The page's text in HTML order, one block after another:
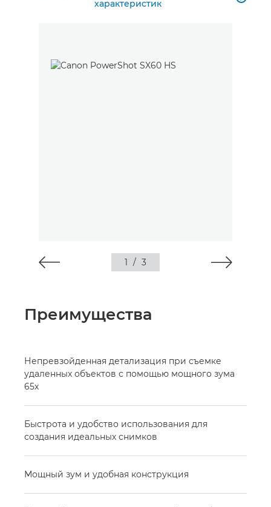
характеристик
1 / 3
Преимущества
Непревзойденная детализация при съемке
удаленных объектов с помощью мощного зума
65x
Быстрота и удобство использования для
создания идеальных снимков
Мощный зум и удобная конструкция